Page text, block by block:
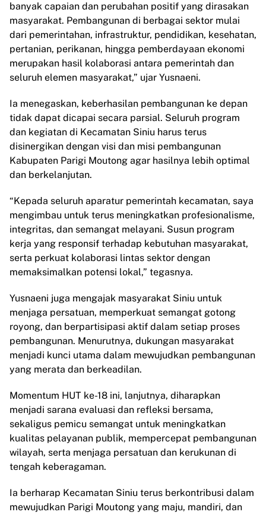
banyak capaian dan perubahan positif yang dirasakan
masyarakat. Pembangunan di berbagai sektor mulai
dari pemerintahan, infrastruktur, pendidikan, kesehatan,
pertanian, perikanan, hingga pemberdayaan ekonomi
merupakan hasil kolaborasi antara pemerintah dan
seluruh elemen masyarakat,” ujar Yusnaeni.
Ia menegaskan, keberhasilan pembangunan ke depan
tidak dapat dicapai secara parsial. Seluruh program
dan kegiatan di Kecamatan Siniu harus terus
disinergikan dengan visi dan misi pembangunan
Kabupaten Parigi Moutong agar hasilnya lebih optimal
dan berkelanjutan.
“Kepada seluruh aparatur pemerintah kecamatan, saya
mengimbau untuk terus meningkatkan profesionalisme,
integritas, dan semangat melayani. Susun program
kerja yang responsif terhadap kebutuhan masyarakat,
serta perkuat kolaborasi lintas sektor dengan
memaksimalkan potensi lokal,” tegasnya.
Yusnaeni juga mengajak masyarakat Siniu untuk
menjaga persatuan, memperkuat semangat gotong
royong, dan berpartisipasi aktif dalam setiap proses
pembangunan. Menurutnya, dukungan masyarakat
menjadi kunci utama dalam mewujudkan pembangunan
yang merata dan berkeadilan.
Momentum HUT ke-18 ini, lanjutnya, diharapkan
menjadi sarana evaluasi dan refleksi bersama,
sekaligus pemicu semangat untuk meningkatkan
kualitas pelayanan publik, mempercepat pembangunan
wilayah, serta menjaga persatuan dan kerukunan di
tengah keberagaman.
Ia berharap Kecamatan Siniu terus berkontribusi dalam
mewujudkan Parigi Moutong yang maju, mandiri, dan